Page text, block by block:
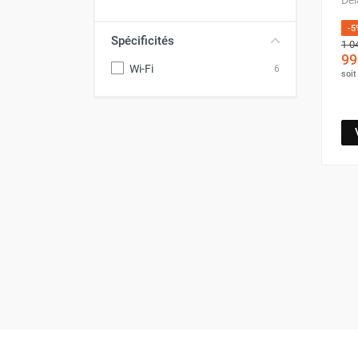
Chauffage FARM au fioul
carton
Spécificités
Wi-Fi 6
-
1
soit